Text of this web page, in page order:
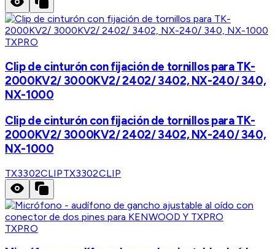
TXPRO
Clip de cinturón con fijación de tornillos para TK-
2000KV2/ 3000KV2/ 2402/ 3402, NX-240/ 340,
NX-1000
Clip de cinturón con fijación de tornillos para TK-
2000KV2/ 3000KV2/ 2402/ 3402, NX-240/ 340,
NX-1000
TX3302CLIPTX3302CLIP
TXPRO